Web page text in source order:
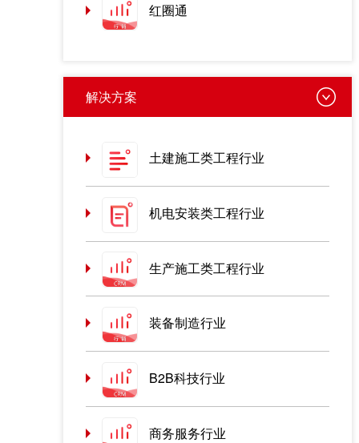
红圈通
解决方案
土建施工类工程行业
机电安装类工程行业
生产施工类工程行业
装备制造行业
B2B科技行业
商务服务行业